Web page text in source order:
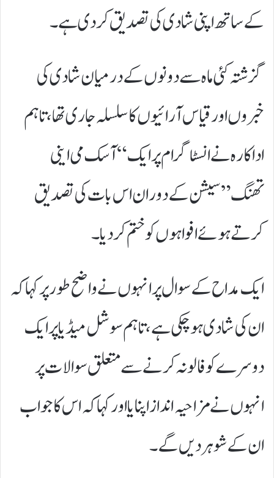
کے ساتھ اپنی شادی کی تصدیق کر دی ہے۔
گزشتہ کئی ماہ سے دونوں کے درمیان شادی کی
خبروں اور قیاس آرائیوں کا سلسلہ جاری تھا، تاہم
اداکارہ نے انسٹاگرام پر ایک “آسک می اینی
تھنگ” سیشن کے دوران اس بات کی تصدیق
کرتے ہوئے افواہوں کو ختم کر دیا۔
ایک مداح کے سوال پر انہوں نے واضح طور پر کہا کہ
ان کی شادی ہو چکی ہے، تاہم سوشل میڈیا پر ایک
دوسرے کو فالو نہ کرنے سے متعلق سوالات پر
انہوں نے مزاحیہ انداز اپنایا اور کہا کہ اس کا جواب
ان کے شوہر دیں گے۔